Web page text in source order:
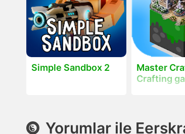
Simple Sandbox 2
Master
Crafting
Yorumlar ile